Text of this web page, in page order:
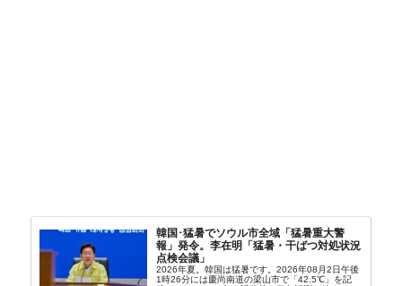
韓国･猛暑でソウル市全域「猛暑重大警
報」発令。李在明「猛暑・干ばつ対処状況
点検会議」
2026年夏。韓国は猛暑です。2026年08月2日午後
1時26分には慶尚南道の梁山市で「42.5℃」を記